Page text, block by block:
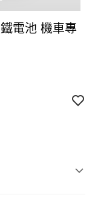
電池 機車專